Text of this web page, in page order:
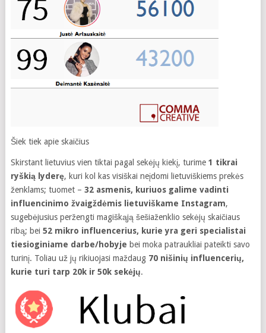
Šiek tiek apie skaičius
Skirstant lietuvius vien tiktai pagal sekėjų kiekį, turime 1 tikrai
ryškią lyderę, kuri kol kas visiškai neįdomi lietuviškiems prekės
ženklams; tuomet – 32 asmenis, kuriuos galime vadinti
influencinimo žvaigždėmis lietuviškame Instagram,
sugebėjusius peržengti magiškąją šešiaženklio sekėjų skaičiaus
ribą; bei 52 mikro influencerius, kurie yra geri specialistai
tiesioginiame darbe/hobyje bei moka patraukliai pateikti savo
turinį. Toliau už jų rikiuojasi maždaug 70 nišinių influencerių,
kurie turi tarp 20k ir 50k sekėjų.